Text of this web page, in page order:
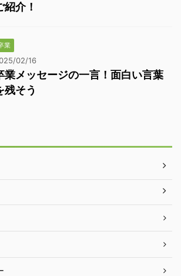
紹介！
業
02/16
業メッセージの一言！面白い言葉
残そう